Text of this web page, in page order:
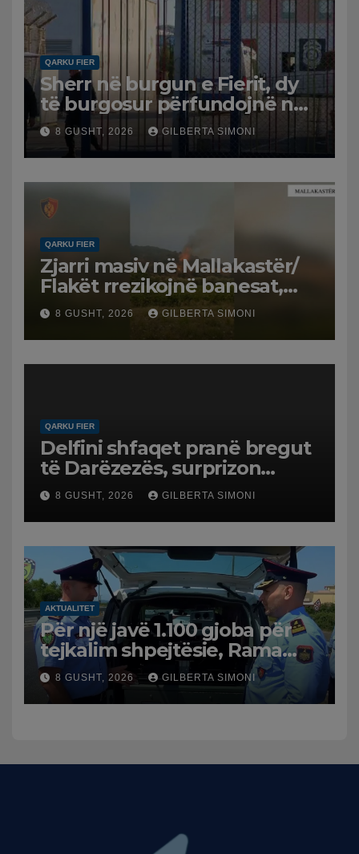
QARKU FIER
Sherr në burgun e Fierit, dy
të burgosur përfundojnë në
spital
8 GUSHT, 2026 GILBERTA SIMONI
QARKU FIER
Zjarri masiv në Mallakastër/
Flakët rrezikojnë banesat,
Policia evakuon disa familje
në Koilac
8 GUSHT, 2026 GILBERTA SIMONI
QARKU FIER
Delfini shfaqet pranë bregut
të Darëzezës, surprizon
pushuesit dhe banorët
8 GUSHT, 2026 GILBERTA SIMONI
AKTUALITET
Për një javë 1.100 gjoba për
tejkalim shpejtësie, Rama
publikon videon: Kamerat e
trafikut së shpejti në
funksion
8 GUSHT, 2026 GILBERTA SIMONI